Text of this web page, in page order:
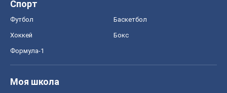
Спорт
Футбол Баскетбол
Хоккей Бокс
Формула-1
Моя школа